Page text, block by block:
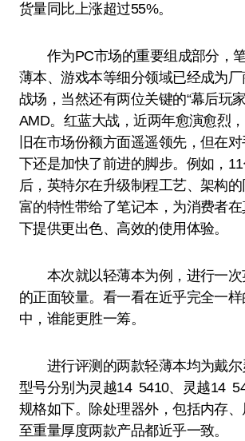
货量同比上涨超过55%。
作为PC市场的重要组成部分，
薄本、游戏本等细分领域已经成为
战场，当然还有两位关键的“幕后玩
AMD。红蓝大战，近两年愈演愈烈
旧在市场份额方面遥遥领先，但在
下还是加快了前进的脚步。例如，
后，英特尔在升级制程工艺、架构
富的特性带给了笔记本，为消费者
下提供更出色、高效的使用体验。
本次就以轻薄本为例，进行一次
的正面较量。看一看在近乎完全一
中，谁能更胜一筹。
进行评测的两款轻薄本均为戴尔
型号分别为灵越14 5410、灵越14
规格如下。除处理器外，包括内存
至重量厚度两款产品都近乎一致。